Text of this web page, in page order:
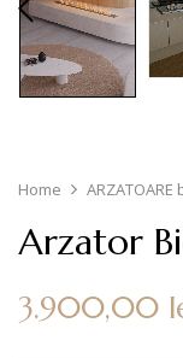
Home
Arzator
3.900,00